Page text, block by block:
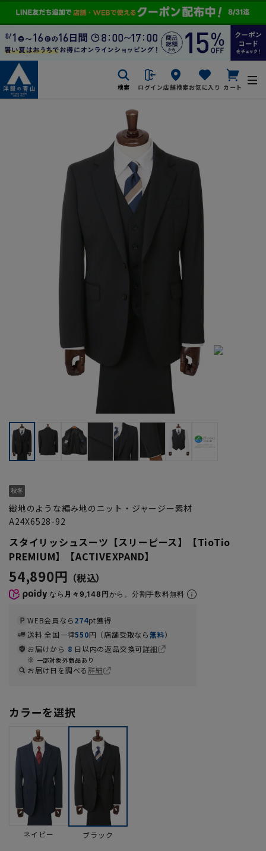
検索 ログイン店舗検索お気に入り カート
織地のような編み地のニット・ジャージー素材
A24X6528-92
スタイリッシュスーツ【スリーピース】【TioTio
PREMIUM】【ACTIVEXPAND】
54,890円
なら 月々9,148円から。分割手数料無料
WEB会員なら274pt獲得
送料 全国一律550円（店舗受取なら無料）
お届けから 8 日以内の返品交換可詳細
一部対象外商品あり
お届け日を調べる詳細
カラーを選択
ネイビー ブラック